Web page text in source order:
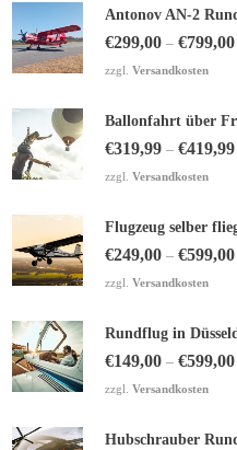
Antonov AN-2
€299,00 –€799,00
zzgl.Versandkosten
Ballonfahrt über
€319,99 –€419,99
zzgl.Versandkosten
Flugzeug selber
€249,00 –€599,00
zzgl.Versandkosten
Rundflug in
€149,00 –€599,00
zzgl.Versandkosten
Hubschrauber